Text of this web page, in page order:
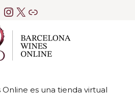
es una tienda virtual